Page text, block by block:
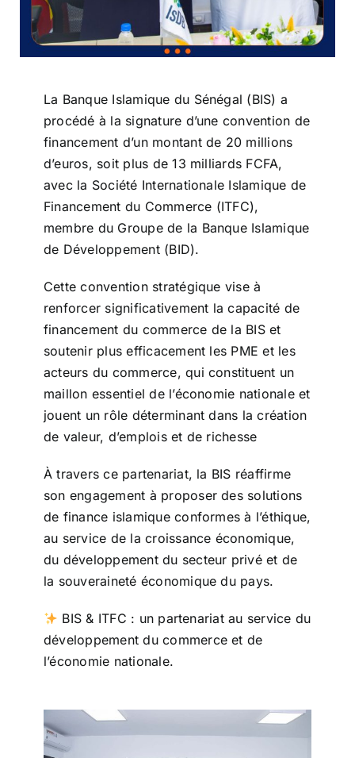
La Banque Islamique du Sénégal (BIS) a
procédé à la signature d’une convention de
financement d’un montant de 20 millions
d’euros, soit plus de 13 milliards FCFA,
avec la Société Internationale Islamique de
Financement du Commerce (ITFC),
membre du Groupe de la Banque Islamique
de Développement (BID).
Cette convention stratégique vise à
renforcer significativement la capacité de
financement du commerce de la BIS et
soutenir plus efficacement les PME et les
acteurs du commerce, qui constituent un
maillon essentiel de l’économie nationale et
jouent un rôle déterminant dans la création
de valeur, d’emplois et de richesse
À travers ce partenariat, la BIS réaffirme
son engagement à proposer des solutions
de finance islamique conformes à l’éthique,
au service de la croissance économique,
du développement du secteur privé et de
la souveraineté économique du pays.
BIS & ITFC : un partenariat au service du
développement du commerce et de
l’économie nationale.